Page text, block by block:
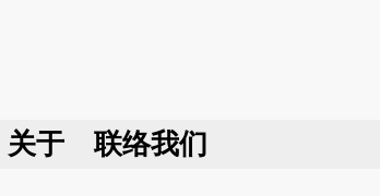
关于 联络我们